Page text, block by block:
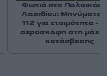
Φωτιά στο
Λασιθίου: Μηνύματα
112 για ετοιμότητα -
αεροσκάφη στη μάχη
κατάσβεσης